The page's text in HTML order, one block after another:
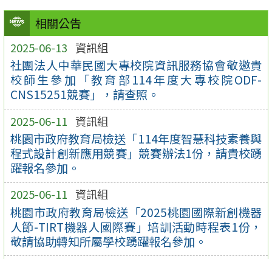
相關公告
2025-06-13 資訊組
社團法人中華民國大專校院資訊服務協會敬邀貴
校師生參加「教育部114年度大專校院ODF-
CNS15251競賽」，請查照。
2025-06-11 資訊組
桃園市政府教育局檢送「114年度智慧科技素養與
程式設計創新應用競賽」競賽辦法1份，請貴校踴
躍報名參加。
2025-06-11 資訊組
桃園市政府教育局檢送「2025桃園國際新創機器
人節-TIRT機器人國際賽」培訓活動時程表1份，
敬請協助轉知所屬學校踴躍報名參加。